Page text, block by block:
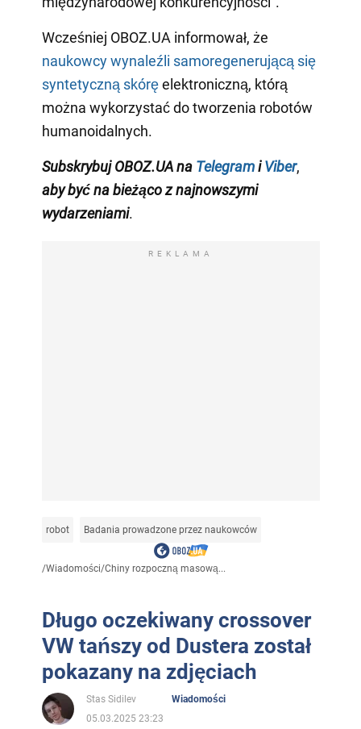
Wcześniej OBOZ.UA informował, że
naukowcy wynaleźli samoregenerującą się
syntetyczną skóręelektroniczną, którą
można wykorzystać do tworzenia robotów
humanoidalnych.
Subskrybuj OBOZ.UA na TelegramiViber,
aby być na bieżąco z najnowszymi
wydarzeniami.
REKLAMA
robot Badania prowadzone przez naukowców
/Wiadomości/Chiny rozpoczną masową...
Długo oczekiwany crossover
VW tańszy od Dustera został
pokazany na zdjęciach
Stas Sidilev
Wiadomości
05.03.2025 23:23